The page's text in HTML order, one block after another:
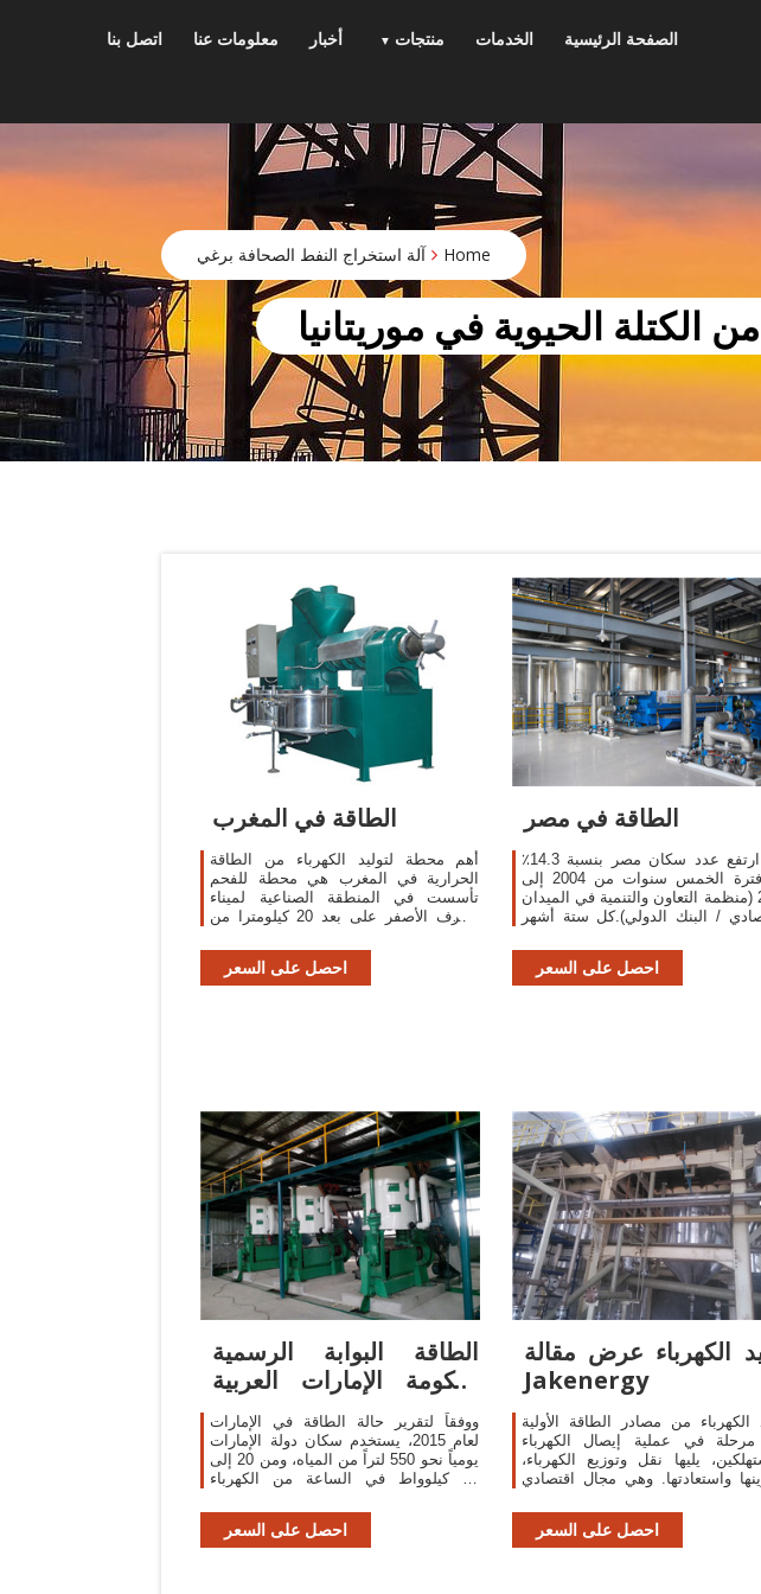
الصفحة الرئيسية الخدمات منتجات أخبار معلومات عنا اتصل بنا
Home آلة استخراج النفط الصحافة برغي
الطاقة في المغرب
أهم محطة لتوليد الكهرباء من الطاقة
الحرارية في المغرب هي محطة للفحم
تأسست في المنطقة الصناعية لميناء
الجرف الأصفر على بعد 20 كيلومترا من
الأصفر للطاقة التي
احصل على السعر
الطاقة في مصر
وقد ارتفع عدد سكان مصر بنسبة 14.3٪
في فترة الخمس سنوات من 2004 إلى
2009 (منظمة التعاون والتنمية في الميدان
/ البنك الدولي).كل ستة أشهر
الطاقة بنسبة 36٪ بين عامي 2004 و
2009.
احصل على السعر
الطاقة البوابة الرسمية
لحكومة الإمارات العربية
المتحدة
ووفقاً لتقرير حالة الطاقة في الإمارات
لعام 2015، يستخدم سكان دولة الإمارات
يومياً نحو 550 لتراً من المياه، ومن 20 إلى
30 كيلوواط في الساعة من الكهرباء
احصل على السعر
الكهرباء عرض مقالة
Jakenergy
الكهرباء من مصادر الطاقة الأولية
مرحلة في عملية إيصال الكهرباء
يليها نقل وتوزيع الكهرباء،
واستعادتها. وهي مجال اقتصادي
المبادئ الأساسية لتوليد
احصل على السعر